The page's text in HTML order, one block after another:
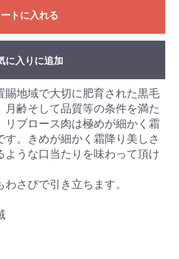
トに入れる
に入りに追加
賜地域で大切に肥育された黒毛
齢そして品質等の条件を満た
リブロース肉は極めが細かく霜
す。きめが細かく霜降り美しさ
ような口当たりを味わって頂け
さびで引き立ちます。